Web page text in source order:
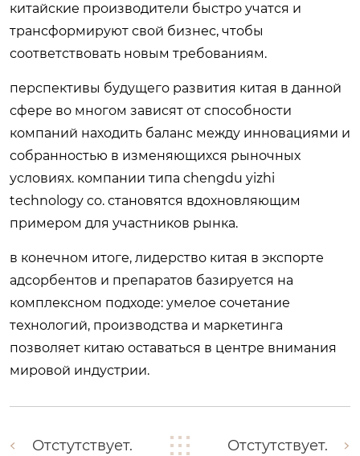
китайские производители быстро учатся и
трансформируют свой бизнес, чтобы
соответствовать новым требованиям.
перспективы будущего развития китая в данной
сфере во многом зависят от способности
компаний находить баланс между инновациями и
собранностью в изменяющихся рыночных
условиях. компании типа chengdu yizhi
technology co. становятся вдохновляющим
примером для участников рынка.
в конечном итоге, лидерство китая в экспорте
адсорбентов и препаратов базируется на
комплексном подходе: умелое сочетание
технологий, производства и маркетинга
позволяет китаю оставаться в центре внимания
мировой индустрии.
Отстутствует. Отстутствует.